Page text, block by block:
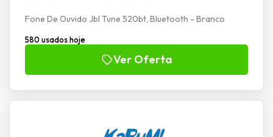
Fone De Ouvido Jbl Tune 520bt, Bluetooth - Branco
580 usados hoje
Ver Oferta